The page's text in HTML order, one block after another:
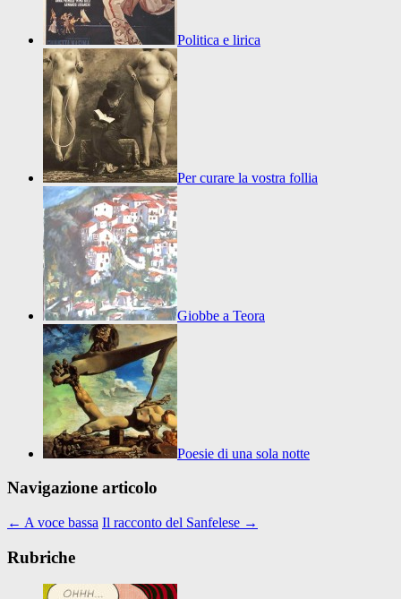
Politica e lirica
Per curare la vostra follia
Giobbe a Teora
Poesie di una sola notte
Navigazione articolo
← A voce bassa Il racconto del Sanfelese →
Rubriche